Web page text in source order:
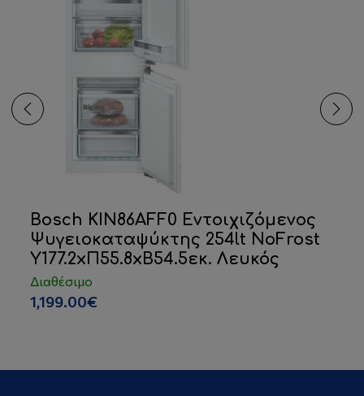
Bosch KIN86AFF0 Εντοιχιζόμενος
Ψυγειοκαταψύκτης 254lt NoFrost
Υ177.2xΠ55.8xΒ54.5εκ. Λευκός
Διαθέσιμο
1,199.00€